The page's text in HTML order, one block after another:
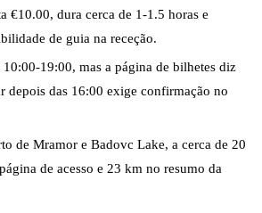
€10.00, dura cerca de 1-1.5 horas e
de guia na receção.
19:00, mas a página de bilhetes diz
depois das 16:00 exige confirmação no
de Mramor e Badovc Lake, a cerca de 20
de acesso e 23 km no resumo da